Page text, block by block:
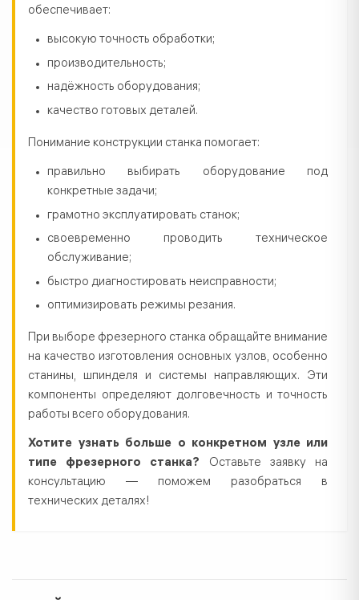
обеспечивает:
высокую точность обработки;
производительность;
надёжность оборудования;
качество готовых деталей.
Понимание конструкции станка помогает:
правильно выбирать оборудование под
конкретные задачи;
грамотно эксплуатировать станок;
своевременно проводить техническое
обслуживание;
быстро диагностировать неисправности;
оптимизировать режимы резания.
При выборе фрезерного станка обращайте внимание
на качество изготовления основных узлов, особенно
станины, шпинделя и системы направляющих. Эти
компоненты определяют долговечность и точность
работы всего оборудования.
Хотите узнать больше о конкретном узле или
типе фрезерного станка? Оставьте заявку на
консультацию — поможем разобраться в
технических деталях!